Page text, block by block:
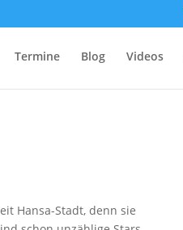
Termine Blog Videos
Hansa-Stadt, denn sie